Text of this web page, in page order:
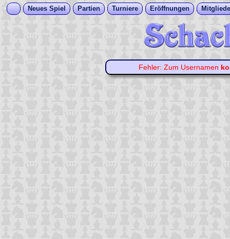
Neues Spiel Partien Turniere Eröffnungen
Fehler: Zum Usernamen